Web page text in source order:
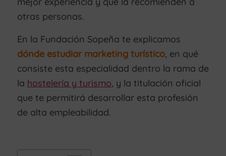
otras personas.
En la Fundación Sopeña te explicamos
dónde estudiar marketing turístico, en qué
consiste esta especialidad dentro la rama de
la hostelería y turismo , y la titulación oficial
que te permitirá desarrollar esta profesión
de alta empleabilidad.